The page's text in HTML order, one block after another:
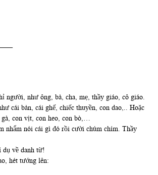
người, như ông, bà, cha, mẹ, thầy giáo, cô giáo.
cái bàn, cái ghế, chiếc thuyền, con dao,.. Hoặc
con vịt, con heo, con bò,…
nhẩm nói cái gì đó rồi cười chúm chím. Thầy
về danh từ!
hét tướng lên: